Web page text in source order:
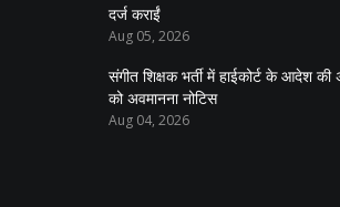
दर्ज कराईं
Aug 05, 2026
संगीत शिक्षक भर्ती में हाईकोर्ट के आदेश
को अवमानना नोटिस
Aug 04, 2026